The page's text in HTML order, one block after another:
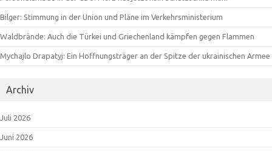
Bilger: Stimmung in der Union und Pläne im Verkehrsministerium
Waldbrände: Auch die Türkei und Griechenland kämpfen gegen Flammen
Mychajlo Drapatyj: Ein Hoffnungsträger an der Spitze der ukrainischen Armee
Archiv
Juli 2026
Juni 2026